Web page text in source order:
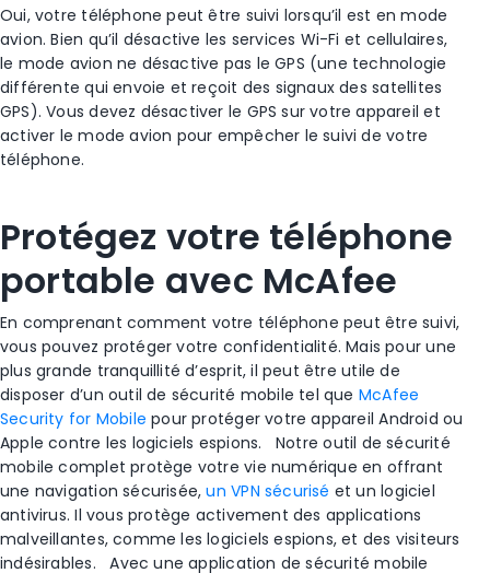
Oui, votre téléphone peut être suivi lorsqu’il est enmode
avion. Bien qu’il désactive les services Wi-Fi et cellulaires,
le mode avion ne désactive pas le GPS (une technologie
différente qui envoie et reçoit des signaux des satellites
GPS). Vous devez désactiver le GPS sur votre appareil et
activer lemode avion pour empêcher le suivi de votre
téléphone.
Protégez votre téléphone
portable avec McAfee
En comprenant comment votre téléphone peut être suivi,
vous pouvez protéger votre confidentialité. Mais pour une
plus grande tranquillité d’esprit, il peut être utile de
disposer d’un outil de sécurité mobile tel que McAfee
Security for Mobile pour protéger votre appareilAndroid ou
Apple contre les logiciels espions.
Notre outil de sécurité
mobile complet protège votre vie numérique en offrant
une navigation sécurisée,un VPN sécurisé et un logiciel
antivirus. Il vous protège activement des applications
malveillantes, comme leslogiciels espions, et des visiteurs
indésirables.
Avec une application de sécurité mobile